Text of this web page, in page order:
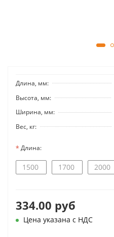
Длина, мм:
Высота, мм:
Ширина, мм:
Вес, кг:
Длина:
1500 1700 2000
334.00 руб
Цена указана с НДС